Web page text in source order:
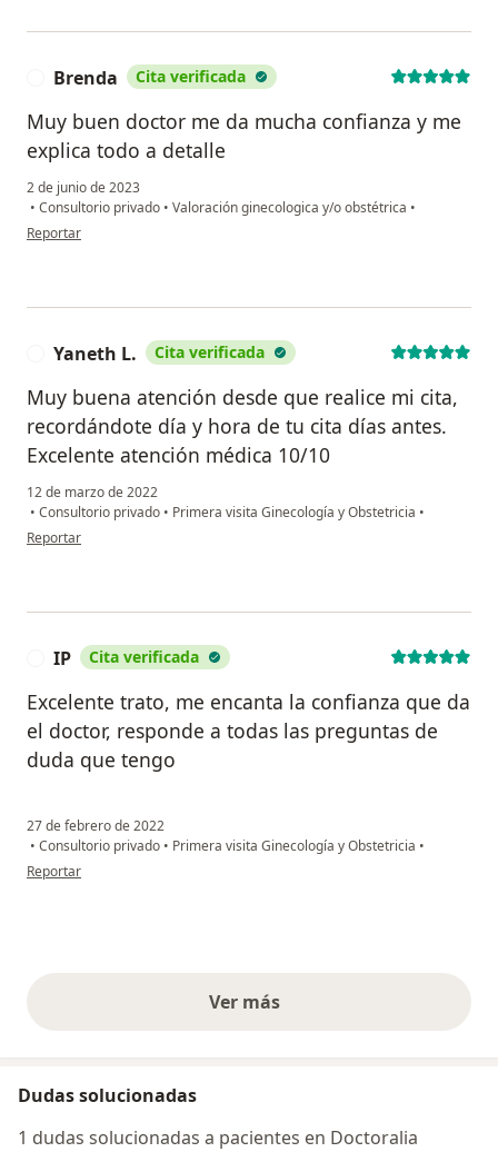
Brenda Cita verificada
Muy buen doctor me da mucha confianza y me
explica todo a detalle
2 de junio de 2023
• Consultorio privado • Valoración ginecologica y/o obstétrica •
en opinión del usuario Brenda
Reportar
Yaneth L. Cita verificada
Muy buena atención desde que realice mi cita,
recordándote día y hora de tu cita días antes.
Excelente atención médica 10/10
12 de marzo de 2022
• Consultorio privado • Primera visita Ginecología y Obstetricia •
en opinión del usuario Yaneth L.
Reportar
IP Cita verificada
Excelente trato, me encanta la confianza que da
el doctor, responde a todas las preguntas de
duda que tengo
27 de febrero de 2022
• Consultorio privado • Primera visita Ginecología y Obstetricia •
en opinión del usuario IP
Reportar
Ver másopiniones anteriores
Dudas solucionadas
1 dudas solucionadas a pacientes en Doctoralia